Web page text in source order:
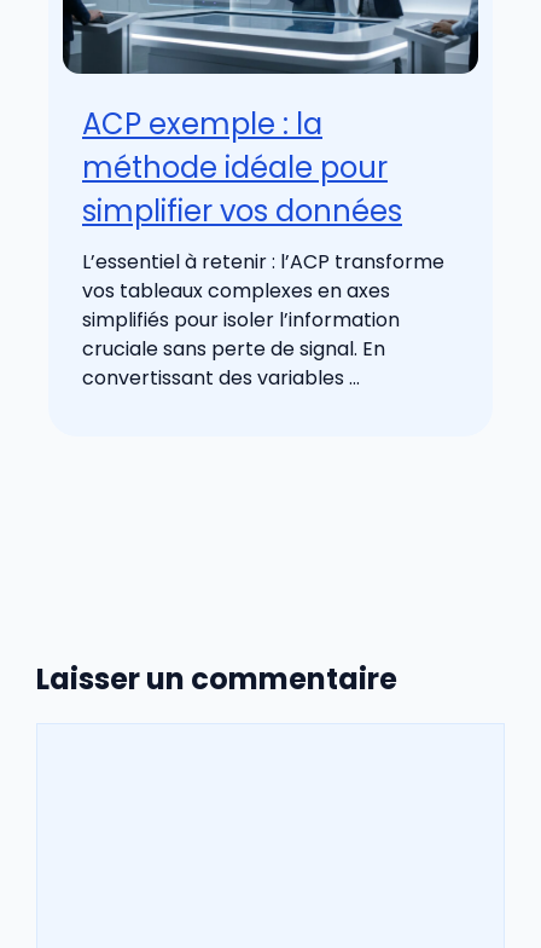
ACP exemple : la
méthode idéale pour
simplifier vos données
L’essentiel à retenir : l’ACP transforme
vos tableaux complexes en axes
simplifiés pour isoler l’information
cruciale sans perte de signal. En
convertissant des variables ...
Laisser un commentaire